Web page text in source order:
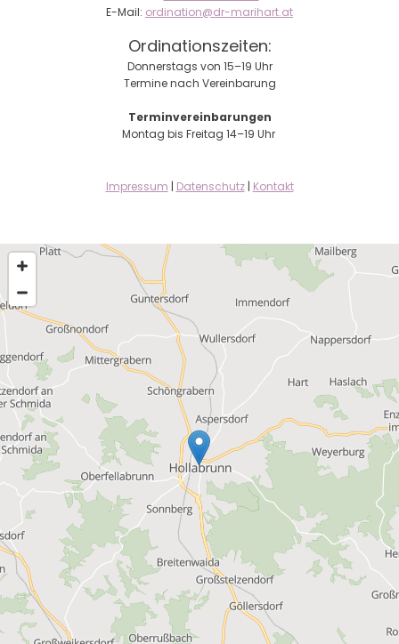
E-Mail: ordination@dr-marihart.at
Ordinationszeiten:
Donnerstags von 15–19 Uhr
Termine nach Vereinbarung
Terminvereinbarungen
Montag bis Freitag 14–19 Uhr
Impressum | Datenschutz| Kontakt